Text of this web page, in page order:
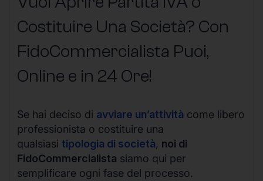
Costituire Una Società? Con
FidoCommercialista Puoi,
Online e in 24 Ore!
Se hai deciso di avviare un’attività come libero
professionista o costituire una
qualsiasi tipologia di società, noi di
FidoCommercialista siamo qui per
semplificare ogni fase del processo.